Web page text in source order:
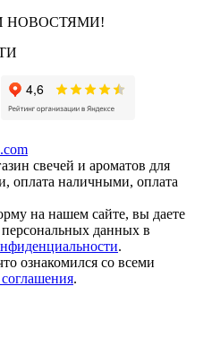
НОВОСТЯМИ!
свечей и ароматов для
оплата наличными, оплата
на нашем сайте, вы даете
данных в
.
ознакомился со всеми
.